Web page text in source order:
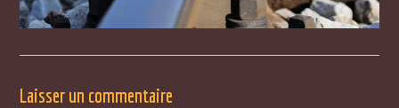
Laisser un commentaire